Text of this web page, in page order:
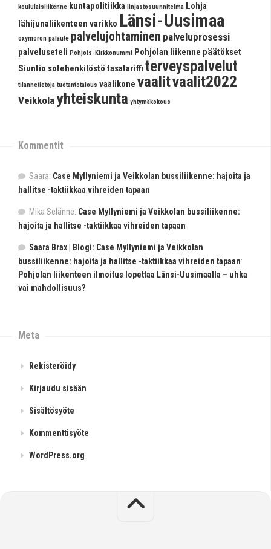
koululaisliikenne kuntapolitiikka linjastosuunnitelma Lohja
lähijunaliikenteen varikko Länsi-Uusimaa
oxymoron palaute palvelujohtaminen palveluprosessi
palveluseteli Pohjois-Kirkkonummi Pohjolan liikenne päätökset
Siuntio sotehenkilöstö tasatariffi terveyspalvelut
tilannetietoja tuotantotalous vaalikone vaalitvaalit2022
Veikkolayhteiskunta yhtymäkokous
Kommentit
Saara: Case Myllyniemi ja Veikkolan bussiliikenne: hajoita ja
hallitse -taktiikkaa vihreiden tapaan
Mika Selänne: Case Myllyniemi ja Veikkolan bussiliikenne:
hajoita ja hallitse -taktiikkaa vihreiden tapaan
Saara Brax | Blogi: Case Myllyniemi ja Veikkolan
bussiliikenne: hajoita ja hallitse -taktiikkaa vihreiden tapaan:
Pohjolan liikenteen ilmoitus lopettaa Länsi-Uusimaalla – uhka
vai mahdollisuus?
Meta
Rekisteröidy
Kirjaudu sisään
Sisältösyöte
Kommenttisyöte
WordPress.org